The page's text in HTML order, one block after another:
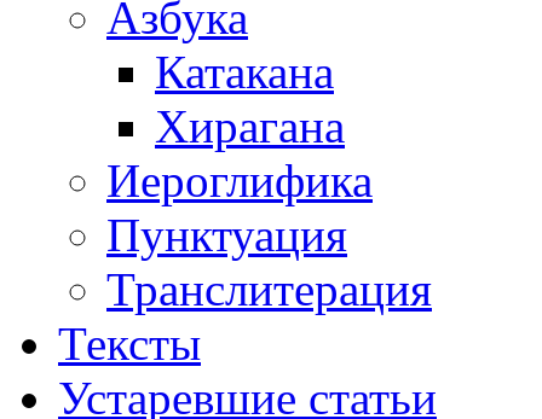
Азбука
Катакана
Хирагана
Иероглифика
Пунктуация
Транслитерация
Тексты
Устаревшие статьи